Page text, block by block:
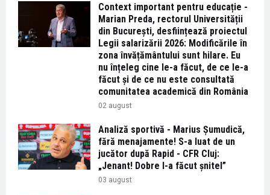
Context important pentru educație -
Marian Preda, rectorul Universității
din București, desființează proiectul
Legii salarizării 2026: Modificările în
zona învățământului sunt hilare. Eu
nu înțeleg cine le-a făcut, de ce le-a
făcut și de ce nu este consultată
comunitatea academică din România
02 august
Analiză sportivă - Marius Șumudică,
fără menajamente! S-a luat de un
jucător după Rapid - CFR Cluj:
„Jenant! Dobre l-a făcut șnitel”
03 august